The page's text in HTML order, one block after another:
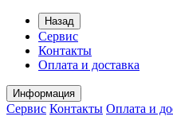
Назад
Сервис
Контакты
Оплата и доставка
Информация
Сервис Контакты Оплата и